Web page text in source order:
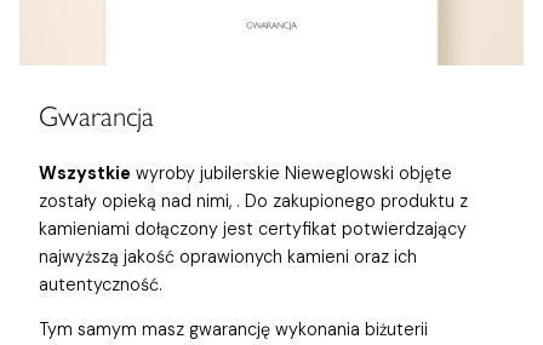
Gwarancja
Wszystkie wyroby jubilerskie Nieweglowski objęte
zostały opieką nad nimi, . Do zakupionego produktu z
kamieniami dołączony jest certyfikat potwierdzający
najwyższą jakość oprawionych kamieni oraz ich
autentyczność.
Tym samym masz gwarancję wykonania biżuterii